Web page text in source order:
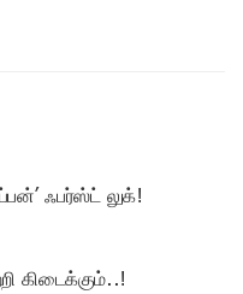
ஃபர்ஸ்ட் லுக்!
கிடைக்கும்..!